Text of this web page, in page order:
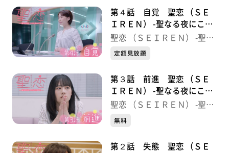
第４話 自覚 聖恋 （ＳＥ
ＩＲＥＮ） -聖なる夜にこた
えあわせを-
聖恋 （ＳＥＩＲＥＮ） -聖な
る夜にこたえあわせを-
定額見放題
第３話 前進 聖恋 （ＳＥ
ＩＲＥＮ） -聖なる夜にこた
えあわせを-
聖恋 （ＳＥＩＲＥＮ） -聖な
る夜にこたえあわせを-
無料
第２話 失態 聖恋 （ＳＥ